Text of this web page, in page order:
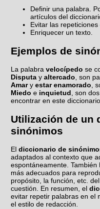
Definir una palabra.
artículos del
Evitar las
Enriquecer un texto.
Ejemplos de
La palabravelocípedo se
Disputa yaltercado, son
Amaryestar enamorado,
Miedo e inquietud, son
encontrar en este
Utilización de un
sinónimos
Eldiccionario de
adaptados al contexto que
espontáneamente.
más adecuados para
propósito, la función, etc.
cuestión. En resumen, el
evitar repetir palabras en el
el estilo de redacción.